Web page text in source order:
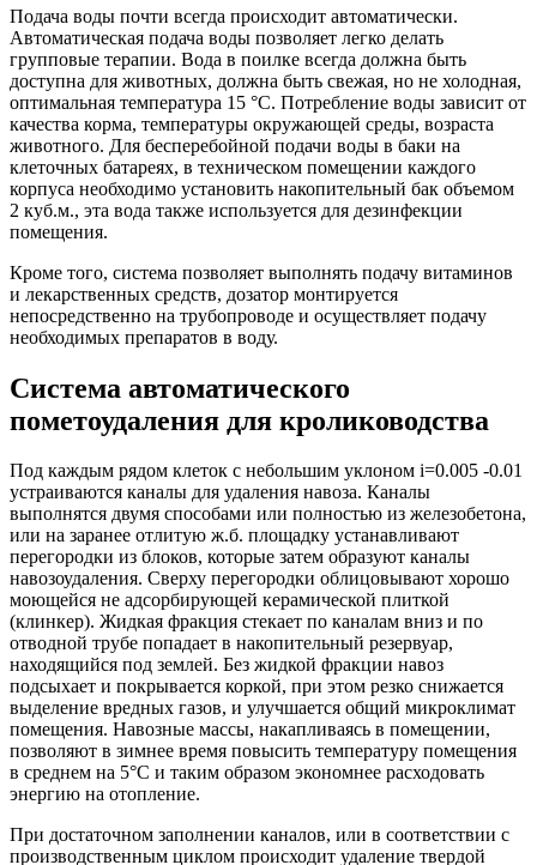
Подача воды почти всегда происходит автоматически.
Автоматическая подача воды позволяет легко делать
групповые терапии. Вода в поилке всегда должна быть
доступна для животных, должна быть свежая, но не холодная,
оптимальная температура 15 °С. Потребление воды зависит от
качества корма, температуры окружающей среды, возраста
животного. Для бесперебойной подачи воды в баки на
клеточных батареях, в техническом помещении каждого
корпуса необходимо установить накопительный бак объемом
2 куб.м., эта вода также используется для дезинфекции
помещения.
Кроме того, система позволяет выполнять подачу витаминов
и лекарственных средств, дозатор монтируется
непосредственно на трубопроводе и осуществляет подачу
необходимых препаратов в воду.
Система автоматического
пометоудаления для кролиководства
Под каждым рядом клеток с небольшим уклоном i=0.005 -0.01
устраиваются каналы для удаления навоза. Каналы
выполнятся двумя способами или полностью из железобетона,
или на заранее отлитую ж.б. площадку устанавливают
перегородки из блоков, которые затем образуют каналы
навозоудаления. Сверху перегородки облицовывают хорошо
моющейся не адсорбирующей керамической плиткой
(клинкер). Жидкая фракция стекает по каналам вниз и по
отводной трубе попадает в накопительный резервуар,
находящийся под землей. Без жидкой фракции навоз
подсыхает и покрывается коркой, при этом резко снижается
выделение вредных газов, и улучшается общий микроклимат
помещения. Навозные массы, накапливаясь в помещении,
позволяют в зимнее время повысить температуру помещения
в среднем на 5°С и таким образом экономнее расходовать
энергию на отопление.
При достаточном заполнении каналов, или в соответствии с
производственным циклом происходит удаление твердой